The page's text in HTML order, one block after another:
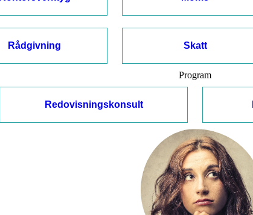
Rådgivning Skatt
Program
Redovisningskonsult